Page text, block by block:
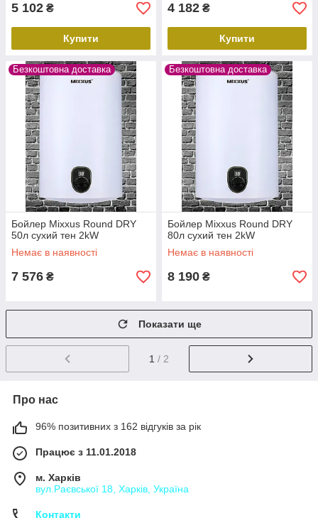
5 102 ₴
Купити
4 182 ₴
Купити
Безкоштовна доставка
Бойлер Mixxus Round DRY
50л сухий тен 2kW
Немає в наявності
7 576 ₴
Безкоштовна доставка
Бойлер Mixxus Round DRY
80л сухий тен 2kW
Немає в наявності
8 190 ₴
Показати ще
1 / 2
Про нас
96% позитивних з 162 відгуків за рік
Працює з 11.01.2018
м. Харків
вул.Раєвської 18, Харків, Україна
Контакти